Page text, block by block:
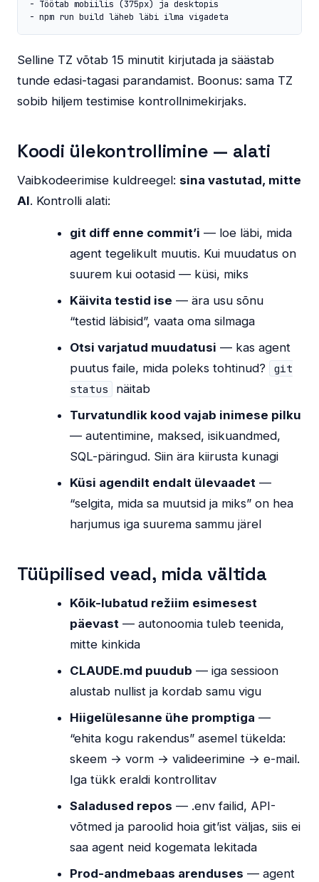
- Töötab mobiilis (375px) ja desktopis
- npm run build läheb läbi ilma vigadeta
Selline TZ võtab 15 minutit kirjutada ja säästab
tunde edasi-tagasi parandamist. Boonus: sama TZ
sobib hiljem testimise kontrollnimekirjaks.
Koodi ülekontrollimine — alati
Vaibkodeerimise kuldreegel: sina vastutad, mitte
AI. Kontrolli alati:
git diff enne commit’i — loe läbi, mida
agent tegelikult muutis. Kui muudatus on
suurem kui ootasid — küsi, miks
Käivita testid ise — ära usu sõnu
“testid läbisid”, vaata oma silmaga
Otsi varjatud muudatusi — kas agent
puutus faile, mida poleks tohtinud?
git
status
näitab
Turvatundlik kood vajab inimese pilku
— autentimine, maksed, isikuandmed,
SQL-päringud. Siin ära kiirusta kunagi
Küsi agendilt endalt ülevaadet —
“selgita, mida sa muutsid ja miks” on hea
harjumus iga suurema sammu järel
Tüüpilised vead, mida vältida
Kõik-lubatud režiim esimesest
päevast — autonoomia tuleb teenida,
mitte kinkida
CLAUDE.md puudub — iga sessioon
alustab nullist ja kordab samu vigu
Hiigelülesanne ühe promptiga —
“ehita kogu rakendus” asemel tükelda:
skeem → vorm → valideerimine → e-mail.
Iga tükk eraldi kontrollitav
Saladused repos — .env failid, API-
võtmed ja paroolid hoia git’ist väljas, siis ei
saa agent neid kogemata lekitada
Prod-andmebaas arenduses — agent